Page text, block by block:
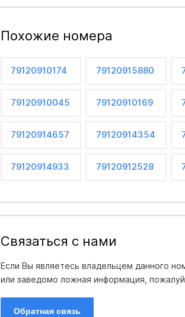
Похожие номера
79120910174 79120915880
79120910045 79120910169
79120914657 79120914354
79120914933 79120912528
Связаться с нами
Если Вы являетесь владельцем данного
или заведомо ложная информация,
Обратная связь